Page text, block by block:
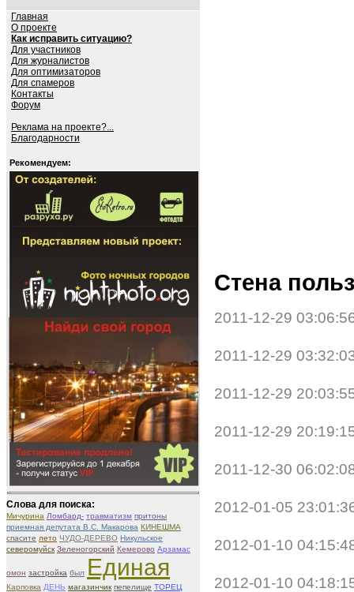
Главная
О проекте
Как исправить ситуацию?
Для участников
Для журналистов
Для оптимизаторов
Для спамеров
Контакты
Форум
Реклама на проекте?...
Благодарности
Рекомендуем:
Слова для поиска:
Мичурина Ломбард- травматизм притоны
приемная депутата В.С. Макарова КИНЕШМА
спасите лето ЧУДО-ДЕРЕВО Никульское
северомуйск Зеленогорский Кемерово Арзамас
омон застройка был Единая
Карповка ДЕНЬ магазинчик пепелище ТОРЕЦ
Стена
2011-12-29
2011-12-29
2011-12-29
2011-12-29
2011-12-30
2012-01-05
2012-01-10
2012-01-10